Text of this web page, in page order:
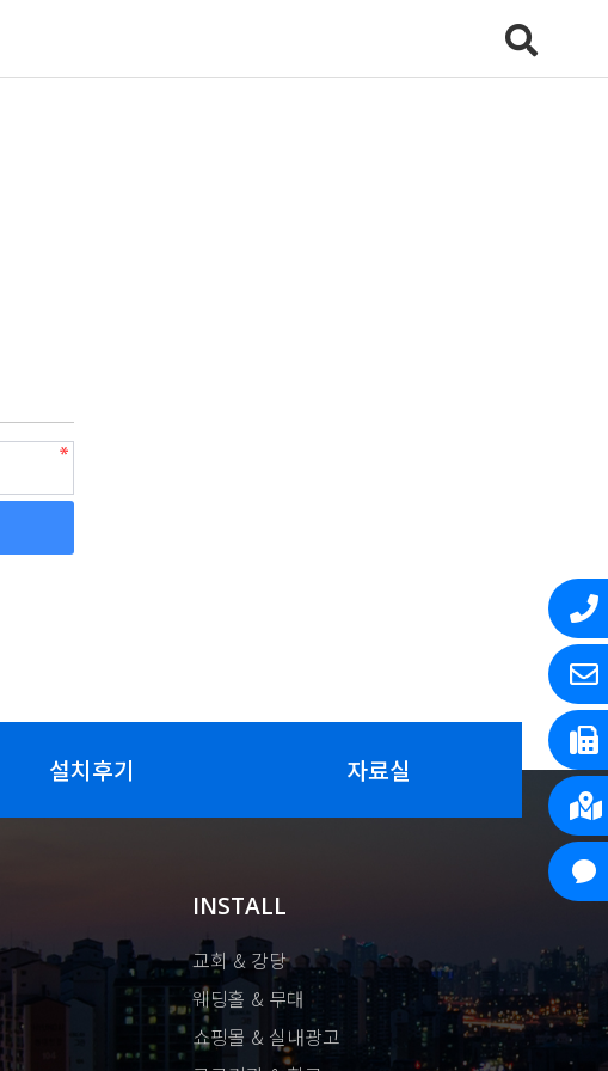
설치후기 자료실
INSTALL
교회 & 강당
웨딩홀 & 무대
쇼핑몰 & 실내광고